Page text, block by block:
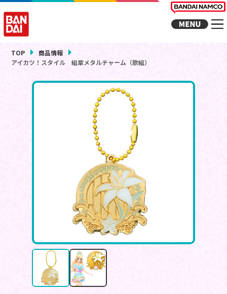
TOP
商品情報
アイカツ！スタイル 組章メタルチャーム（歌組）